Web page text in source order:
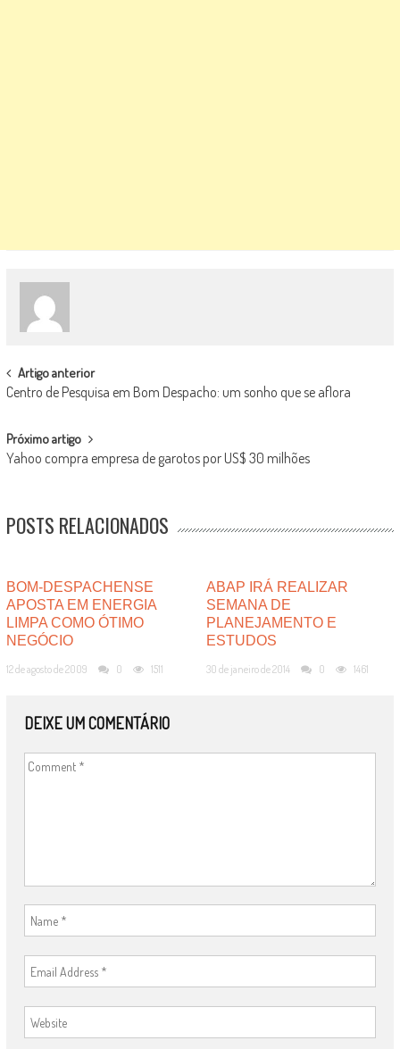
POST
NAVIGATION
Artigo anterior
Centro de Pesquisa em Bom Despacho: um sonho que se aflora
Próximo artigo
Yahoo compra empresa de garotos por US$ 30 milhões
POSTS RELACIONADOS
BOM-DESPACHENSE
APOSTA EM ENERGIA
LIMPA COMO ÓTIMO
NEGÓCIO
12 de agosto de 2009 0 1511
ABAP IRÁ REALIZAR
SEMANA DE
PLANEJAMENTO E
ESTUDOS
30 de janeiro de 2014 0 1461
DEIXE UM COMENTÁRIO